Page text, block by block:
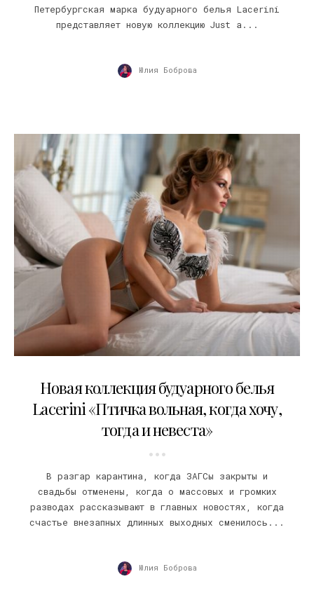
Петербургская марка будуарного белья Lacerini
представляет новую коллекцию Just a...
Юлия Боброва
Новая коллекция будуарного белья
Lacerini «Птичка вольная, когда хочу,
тогда и невеста»
В разгар карантина, когда ЗАГСы закрыты и
свадьбы отменены, когда о массовых и громких
разводах рассказывают в главных новостях, когда
счастье внезапных длинных выходных сменилось...
Юлия Боброва